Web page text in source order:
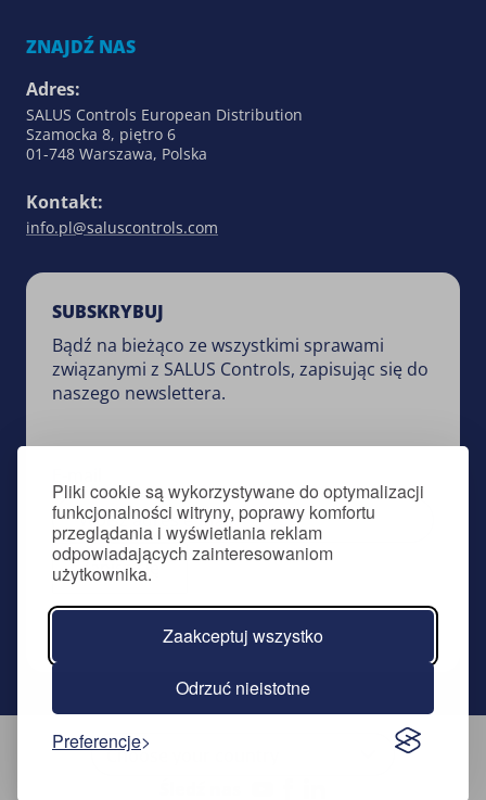
Pliki cookie są wykorzystywane do optymalizacji
funkcjonalności witryny, poprawy komfortu
przeglądania i wyświetlania reklam
odpowiadających zainteresowaniom
użytkownika.
Zaakceptuj wszystko
Odrzuć nieistotne
Preferencje
ZNAJDŹ NAS
Adres:
SALUS Controls European Distribution
Szamocka 8, piętro 6
01-748 Warszawa, Polska
Kontakt:
info.pl@saluscontrols.com
SUBSKRYBUJ
Bądź na bieżąco ze wszystkimi sprawami
związanymi z SALUS Controls, zapisując się do
naszego newslettera.
Zapisz się